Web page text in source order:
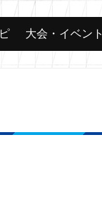
大会
大会・イベント